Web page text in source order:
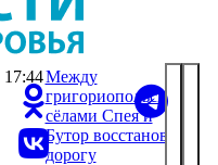
17:44Между
григориопольскими
сёлами Спея и
Бутор восстановили
дорогу